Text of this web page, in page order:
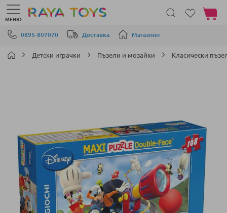
Прескачане към съдържанието
0895-807070 Доставка Магазини
МЕНЮ
Моята
Детски играчки Пъзели и мозайки Класически
галерията
изображенията